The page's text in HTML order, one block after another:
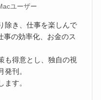
ユーザー
除き、仕事を楽しんで
事の効率化、お金のス
も得意とし、独自の視
刊。
す。